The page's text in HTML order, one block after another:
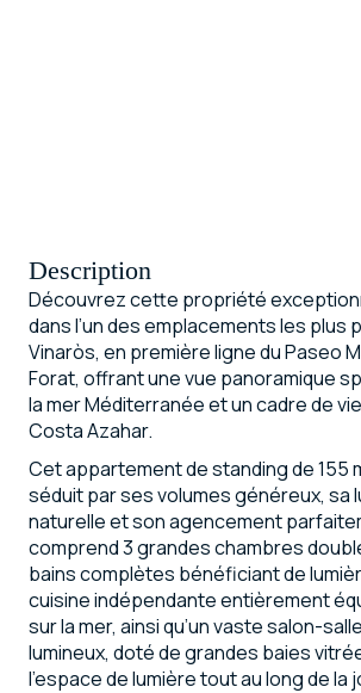
Description
Découvrez cette propriété
dans l’un des emplacements les plus
Vinaròs, en première ligne du Paseo
Forat, offrant une vue panoramique
la mer Méditerranée et un cadre de
Costa Azahar.
Cet appartement de standing de 155
séduit par ses volumes généreux, sa
naturelle et son agencement
comprend 3 grandes chambres
bains complètes bénéficiant de
cuisine indépendante entièrement
sur la mer, ainsi qu’un vaste salon-
lumineux, doté de grandes baies
l’espace de lumière tout au long de la